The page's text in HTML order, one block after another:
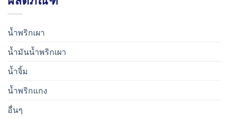
น้ำพริกเผา
น้ำมันน้ำพริกเผา
น้ำจิ้ม
น้ำพริกแกง
อื่นๆ